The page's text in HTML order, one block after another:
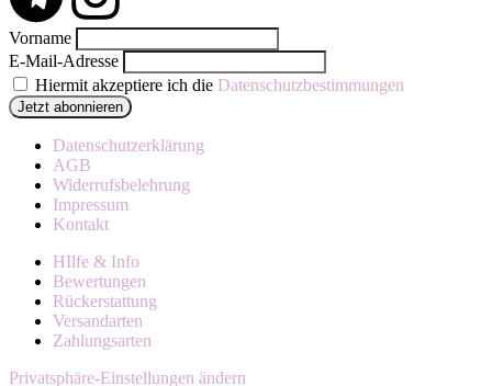
Vorname
E-Mail-Adresse
Hiermit akzeptiere ich die Datenschutzbestimmungen
Datenschutzerklärung
AGB
Widerrufsbelehrung
Impressum
Kontakt
HIlfe & Info
Bewertungen
Rückerstattung
Versandarten
Zahlungsarten
Privatsphäre-Einstellungen ändern